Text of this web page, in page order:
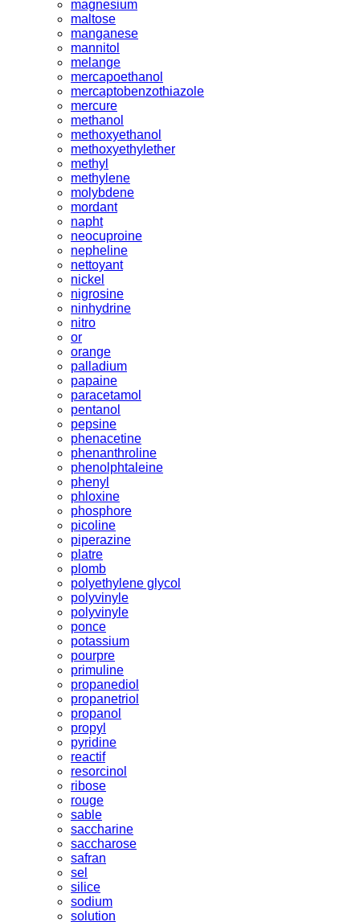
magnesium
maltose
manganese
mannitol
melange
mercapoethanol
mercaptobenzothiazole
mercure
methanol
methoxyethanol
methoxyethylether
methyl
methylene
molybdene
mordant
napht
neocuproine
nepheline
nettoyant
nickel
nigrosine
ninhydrine
nitro
or
orange
palladium
papaine
paracetamol
pentanol
pepsine
phenacetine
phenanthroline
phenolphtaleine
phenyl
phloxine
phosphore
picoline
piperazine
platre
plomb
polyethylene glycol
polyvinyle
polyvinyle
ponce
potassium
pourpre
primuline
propanediol
propanetriol
propanol
propyl
pyridine
reactif
resorcinol
ribose
rouge
sable
saccharine
saccharose
safran
sel
silice
sodium
solution